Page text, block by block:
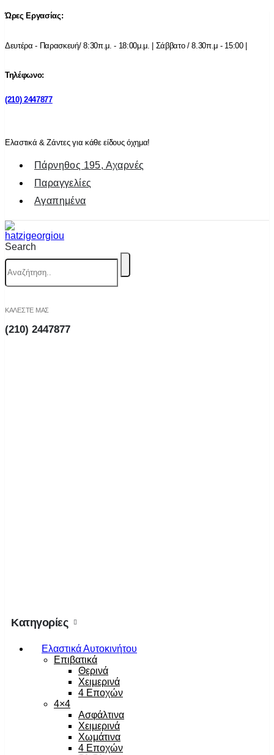
Ώρες Εργασίας:
Δευτέρα - Παρασκευή/ 8:30π.μ. - 18:00μ.μ. | Σάββατο / 8.30π.μ - 15:00 |
Τηλέφωνο:
(210) 2447877
Ελαστικά & Ζάντες για κάθε είδους όχημα!
Πάρνηθος 195, Αχαρνές
Παραγγελίες
Αγαπημένα
Search
ΚΑΛΕΣΤΕ ΜΑΣ
(210) 2447877
Κατηγορίες
Ελαστικά Αυτοκινήτου
Επιβατικά
Θερινά
Χειμερινά
4 Εποχών
4×4
Ασφάλτινα
Χειμερινά
Χωμάτινα
4 Εποχών